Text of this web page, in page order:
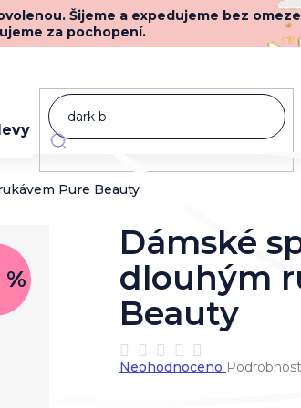
Šijeme a expedujeme bez
za pochopení.
Novinky
Pure Beauty
%
Dámské
dlouhým
Beauty
Průměrné
hodnocení
Neohodnoceno